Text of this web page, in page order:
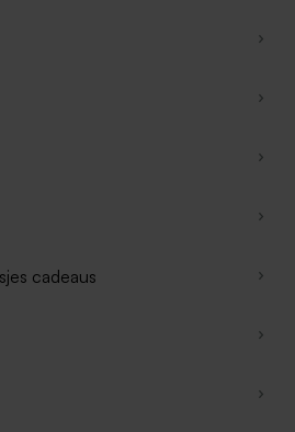
cadeaus